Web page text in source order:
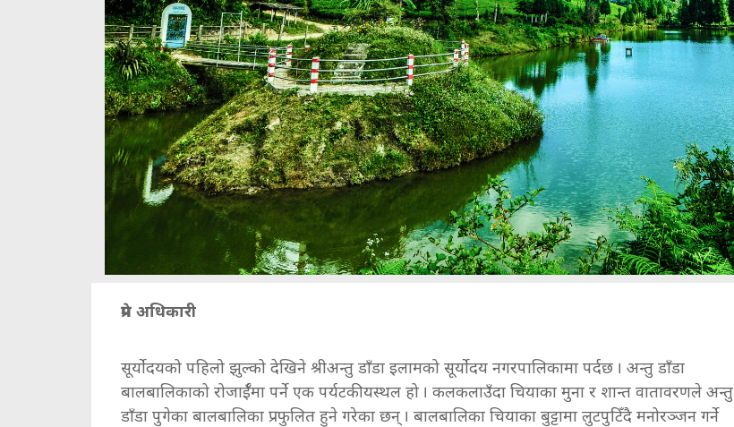
प्रेम अधिकारी
सूर्योदयको पहिलो झुल्को देखिने श्रीअन्तु डाँडा इलामको सूर्योदय नगरपालिकामा पर्दछ । अन्तु डाँडा
बालबालिकाको रोजाईँमा पर्ने एक पर्यटकीयस्थल हो । कलकलाउँदा चियाका मुना र शान्त वातावरणले अन्तु
डाँडा पुगेका बालबालिका प्रफुलित हुने गरेका छन् । बालबालिका चियाका बुट्टामा लुटपुटिँदै मनोरञ्जन गर्ने